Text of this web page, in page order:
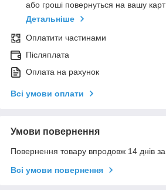
або гроші повернуться на вашу
Детальніше
Оплатити частинами
Післяплата
Оплата на рахунок
Всі умови оплати
Умови повернення
Повернення товару впродовж 14 днів
Всі умови повернення